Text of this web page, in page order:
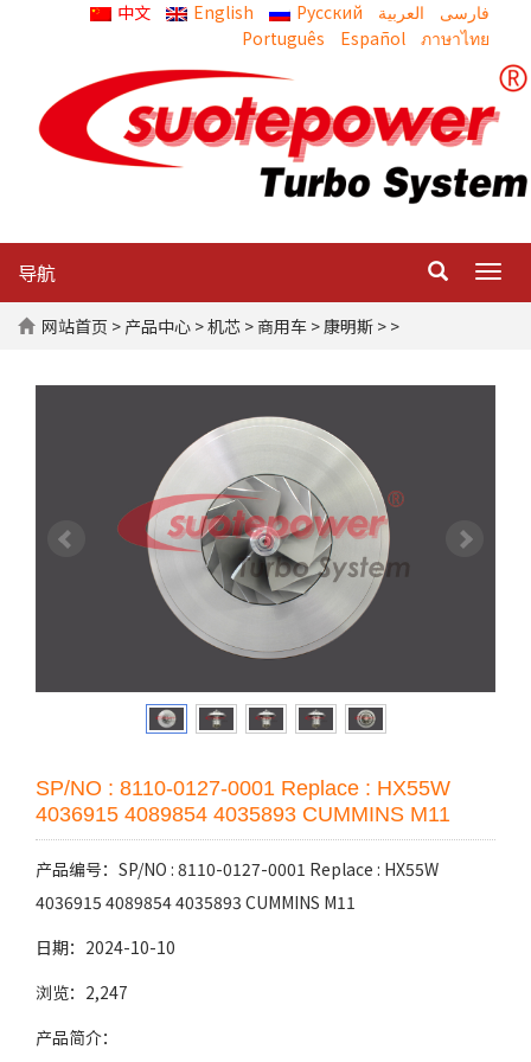
中文 English Русский العربية
Português
Español ภาษาไทย
导航
网站首页 > 产品中心 >机芯 >商用车 >康明斯 > >
SP/NO : 8110-0127-0001 Replace : HX55W
4036915 4089854 4035893 CUMMINS M11
产品编号：SP/NO : 8110-0127-0001 Replace : HX55W
4036915 4089854 4035893 CUMMINS M11
日期：2024-10-10
浏览：2,247
产品简介：